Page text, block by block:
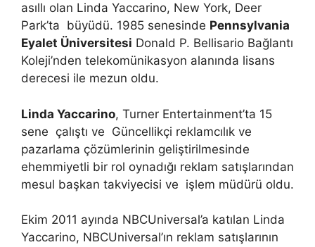
asıllı olan Linda Yaccarino, New York, Deer
Park’ta büyüdü. 1985 senesinde Pennsylvania
Eyalet Üniversitesi Donald P. Bellisario Bağlantı
Koleji’nden telekomünikasyon alanında lisans
derecesi ile mezun oldu.
Linda Yaccarino, Turner Entertainment’ta 15
sene çalıştı ve Güncellikçi reklamcılık ve
pazarlama çözümlerinin geliştirilmesinde
ehemmiyetli bir rol oynadığı reklam satışlarından
mesul başkan takviyecisi ve işlem müdürü oldu.
Ekim 2011 ayında NBCUniversal’a katılan Linda
Yaccarino, NBCUniversal’ın reklam satışlarının